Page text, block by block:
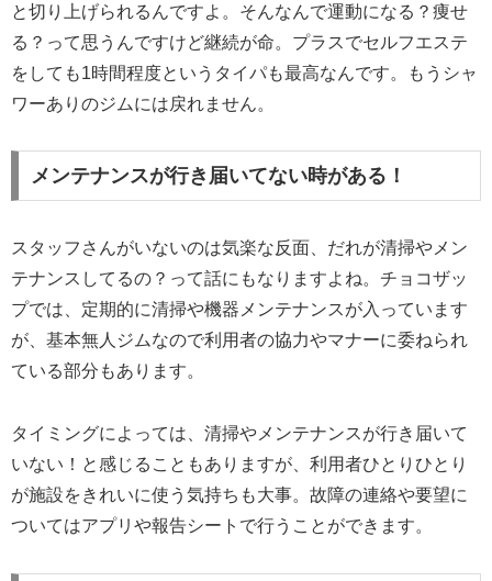
と切り上げられるんですよ。そんなんで運動になる？痩せ
る？って思うんですけど継続が命。プラスでセルフエステ
をしても1時間程度というタイパも最高なんです。もうシャ
ワーありのジムには戻れません。
メンテナンスが行き届いてない時がある！
スタッフさんがいないのは気楽な反面、だれが清掃やメン
テナンスしてるの？って話にもなりますよね。チョコザッ
プでは、定期的に清掃や機器メンテナンスが入っています
が、基本無人ジムなので利用者の協力やマナーに委ねられ
ている部分もあります。
タイミングによっては、清掃やメンテナンスが行き届いて
いない！と感じることもありますが、利用者ひとりひとり
が施設をきれいに使う気持ちも大事。故障の連絡や要望に
ついてはアプリや報告シートで行うことができます。